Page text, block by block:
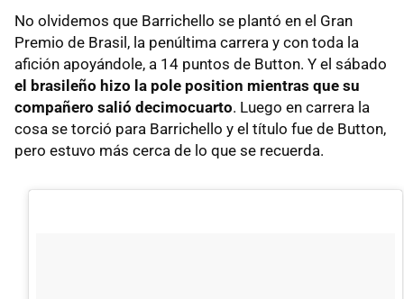
No olvidemos que Barrichello se plantó en el Gran
Premio de Brasil, la penúltima carrera y con toda la
afición apoyándole, a 14 puntos de Button. Y el sábado
el brasileño hizo la pole position mientras que su
compañero salió decimocuarto. Luego en carrera la
cosa se torció para Barrichello y el título fue de Button,
pero estuvo más cerca de lo que se recuerda.